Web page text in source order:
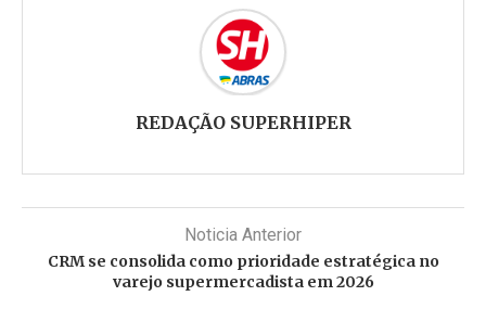
REDAÇÃO SUPERHIPER
Noticia Anterior
CRM se consolida como prioridade estratégica no
varejo supermercadista em 2026